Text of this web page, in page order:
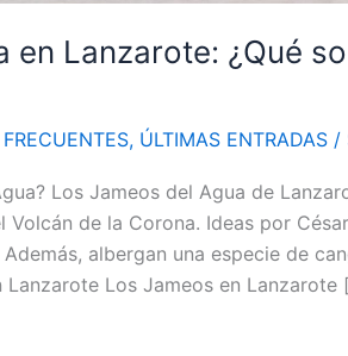
en Lanzarote: ¿Qué
, ÚLTIMAS ENTRADAS /
Los Jameos del Agua de
Volcán de la Corona. Ideas por
albergan una especie de
Lanzarote Los Jameos en Lanzarote